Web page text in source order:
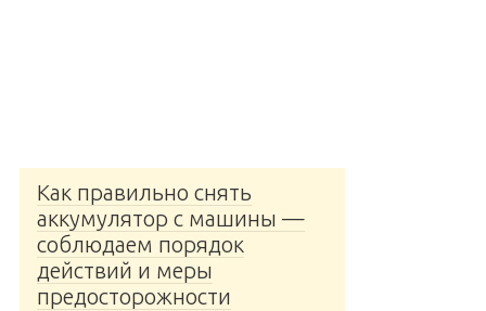
Как правильно снять
аккумулятор с машины —
соблюдаем порядок
действий и меры
предосторожности